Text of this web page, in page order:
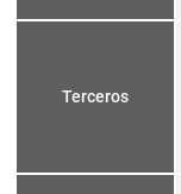
Terceros